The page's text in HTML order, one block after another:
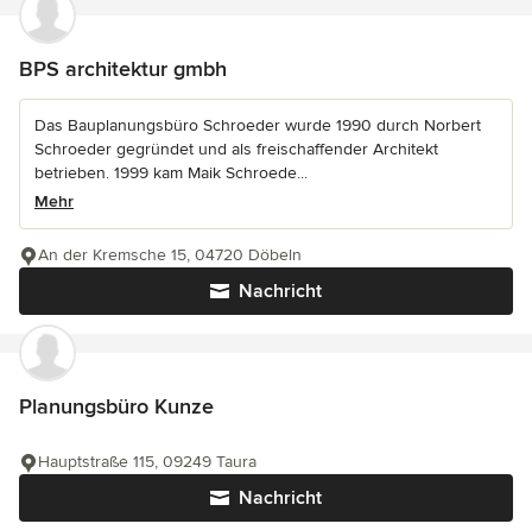
BPS architektur gmbh
Das Bauplanungsbüro Schroeder wurde 1990 durch Norbert
Schroeder gegründet und als freischaffender Architekt
betrieben. 1999 kam Maik Schroede...
Mehr
Nachricht
An der Kremsche 15, 04720 Döbeln
Planungsbüro Kunze
Nachricht
Hauptstraße 115, 09249 Taura